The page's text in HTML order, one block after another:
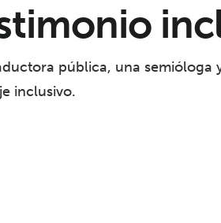
pública, una semióloga
inclusivo.